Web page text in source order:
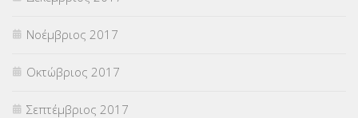
Νοέμβριος 2017
Οκτώβριος 2017
Σεπτέμβριος 2017